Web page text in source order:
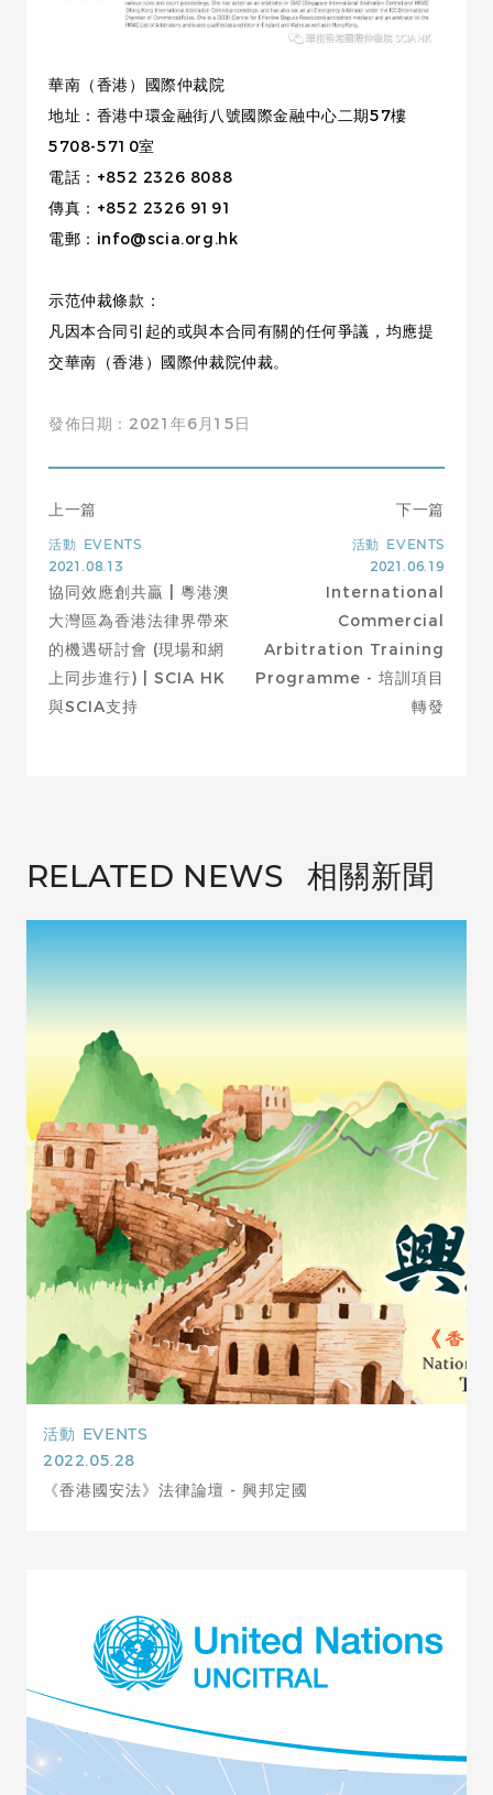
華南（香港）國際仲裁院
地址：香港中環金融街八號國際金融中心二期57樓
5708-5710室
電話：+852 2326 8088
傳真：+852 2326 9191
電郵：info@scia.org.hk
示范仲裁條款：
凡因本合同引起的或與本合同有關的任何爭議，均應提
交華南（香港）國際仲裁院仲裁。
發佈日期：2021年6月15日
上一篇
活動 EVENTS
2021.08.13
協同效應創共贏 | 粵港澳
大灣區為香港法律界帶來
的機遇研討會 (現場和網
上同步進行) | SCIA HK
與SCIA支持
下一篇
活動 EVENTS
2021.06.19
International
Commercial
Arbitration Training
Programme - 培訓項目
轉發
RELATED NEWS 相關新聞
活動 EVENTS
2022.05.28
《香港國安法》法律論壇 - 興邦定國